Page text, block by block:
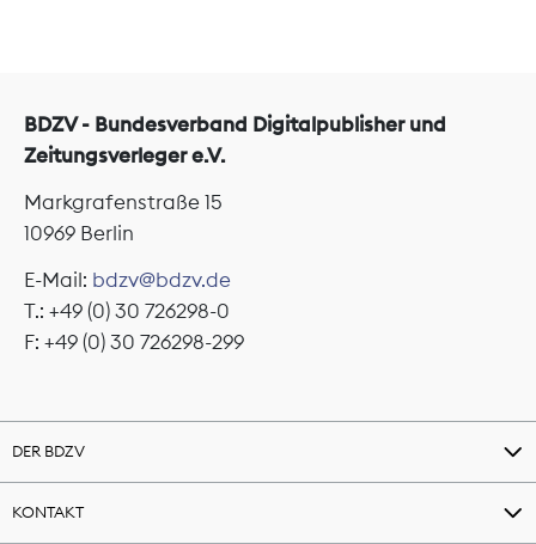
BDZV - Bundesverband Digitalpublisher und
Zeitungsverleger e.V.
Markgrafenstraße 15
10969 Berlin
E-Mail: bdzv@bdzv.de
T.: +49 (0) 30 726298-0
F: +49 (0) 30 726298-299
DER BDZV
KONTAKT